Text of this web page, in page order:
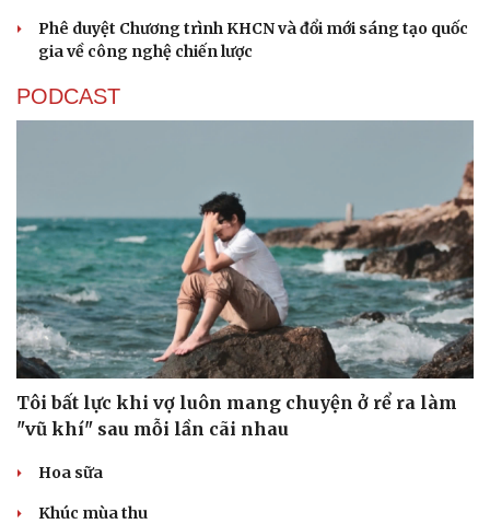
Phê duyệt Chương trình KHCN và đổi mới sáng tạo quốc
gia về công nghệ chiến lược
PODCAST
Tôi bất lực khi vợ luôn mang chuyện ở rể ra làm
"vũ khí" sau mỗi lần cãi nhau
Hoa sữa
Khúc mùa thu